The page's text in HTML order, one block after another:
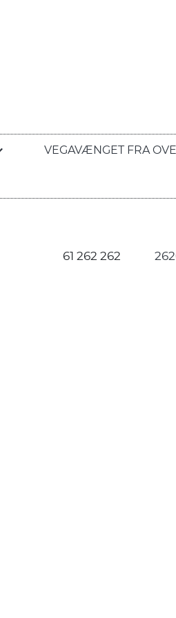
VEGAVÆNGET FRA
61 262 262